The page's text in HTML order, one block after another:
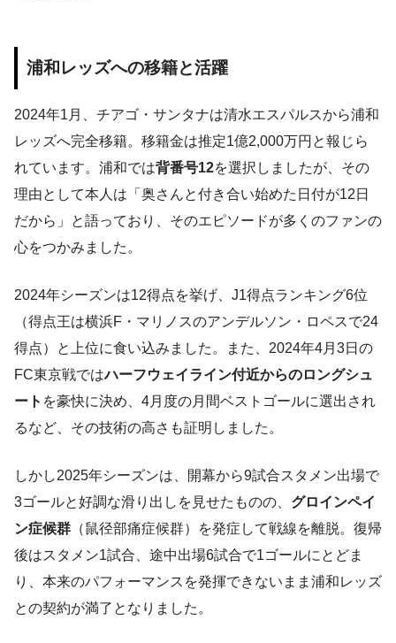
浦和レッズへの移籍と活躍
2024年1月、チアゴ・サンタナは清水エスパルスから浦和
レッズへ完全移籍。移籍金は推定1億2,000万円と報じら
れています。浦和では背番号12を選択しましたが、その
理由として本人は「奥さんと付き合い始めた日付が12日
だから」と語っており、そのエピソードが多くのファンの
心をつかみました。
2024年シーズンは12得点を挙げ、J1得点ランキング6位
（得点王は横浜F・マリノスのアンデルソン・ロペスで24
得点）と上位に食い込みました。また、2024年4月3日の
FC東京戦ではハーフウェイライン付近からのロングシュ
ート を豪快に決め、4月度の月間ベストゴールに選出され
るなど、その技術の高さも証明しました。
しかし2025年シーズンは、開幕から9試合スタメン出場で
3ゴールと好調な滑り出しを見せたものの、 グロインペイ
ン症候群 （鼠径部痛症候群）を発症して戦線を離脱。復帰
後はスタメン1試合、途中出場6試合で1ゴールにとどま
り、本来のパフォーマンスを発揮できないまま浦和レッズ
との契約が満了となりました。